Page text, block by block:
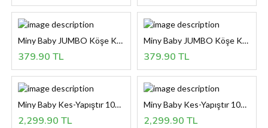
Miny Baby JUMBO Köşe Koruyucu - KAHVERENGİ
379.90 TL
Miny Baby JUMBO Köşe Koruyucu - KREM
379.90 TL
Miny Baby Kes-Yapıştır 10m Kenar + 10 Adet Köşe Koruyucu / SİYAH
2,299.90 TL
Miny Baby Kes-Yapıştır 10m Kenar + 10 Adet Köşe Koruyucu / KAHVERENGİ
2,299.90 TL